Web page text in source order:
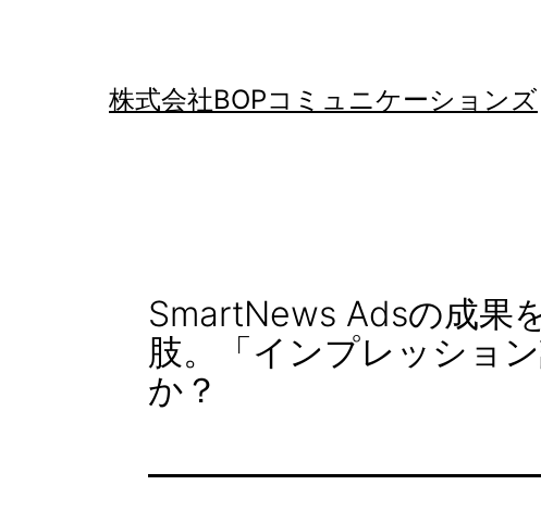
株式会社BOPコミュニケーションズ
SmartNews Adsの成果
肢。「インプレッショ
か？